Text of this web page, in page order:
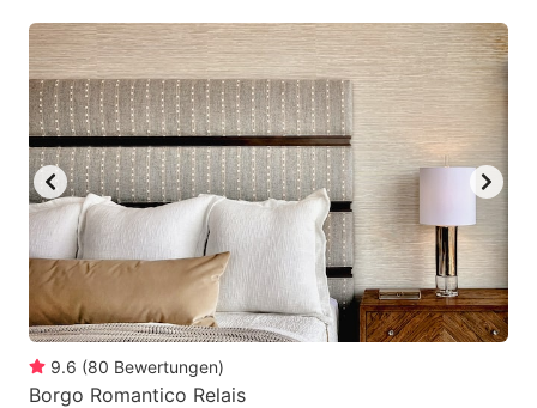
9.6 (80 Bewertungen)
Borgo Romantico Relais